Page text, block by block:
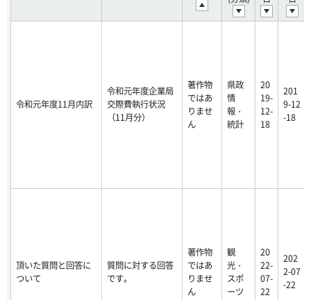
令和元年度11月内訳
令和元年度企業局
交際費執行状況
（11月分）
著作物
ではあ
りませ
ん
県政
情
報・
統計
20
19-
12-
18
201
9-12
-18
頂いた質問と回答に
ついて
質問に対する回答
です。
著作物
ではあ
りませ
ん
観
光・
スポ
ーツ
20
22-
07-
22
202
2-07
-22